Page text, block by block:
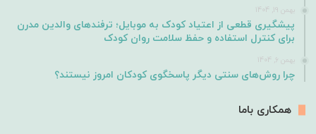
بهمن 19, 1404
پیشگیری قطعی از اعتیاد کودک به موبایل؛ ترفندهای والدین مدرن
برای کنترل استفاده و حفظ سلامت روان کودک
بهمن 6, 1404
چرا روش‌های سنتی دیگر پاسخگوی کودکان امروز نیستند؟
همکاری باما